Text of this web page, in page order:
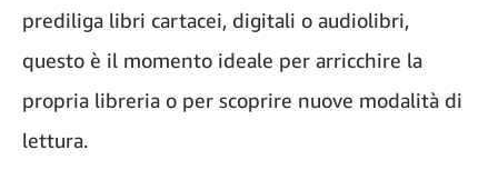
prediliga libri cartacei, digitali o audiolibri,
questo è il momento ideale per arricchire la
propria libreria o per scoprire nuove modalità di
lettura.